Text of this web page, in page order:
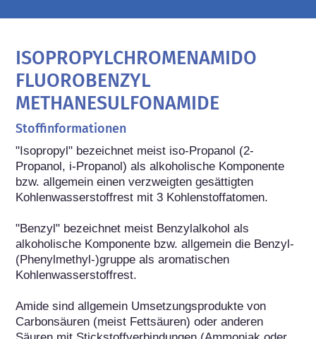
ISOPROPYLCHROMENAMIDO
FLUOROBENZYL
METHANESULFONAMIDE
Stoffinformationen
"Isopropyl" bezeichnet meist iso-Propanol (2-
Propanol, i-Propanol) als alkoholische Komponente
bzw. allgemein einen verzweigten gesättigten
Kohlenwasserstoffrest mit 3 Kohlenstoffatomen.
"Benzyl" bezeichnet meist Benzylalkohol als
alkoholische Komponente bzw. allgemein die Benzyl-
(Phenylmethyl-)gruppe als aromatischen
Kohlenwasserstoffrest.
Amide sind allgemein Umsetzungsprodukte von
Carbonsäuren (meist Fettsäuren) oder anderen